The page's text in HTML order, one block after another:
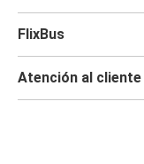
FlixBus
Atención al cliente